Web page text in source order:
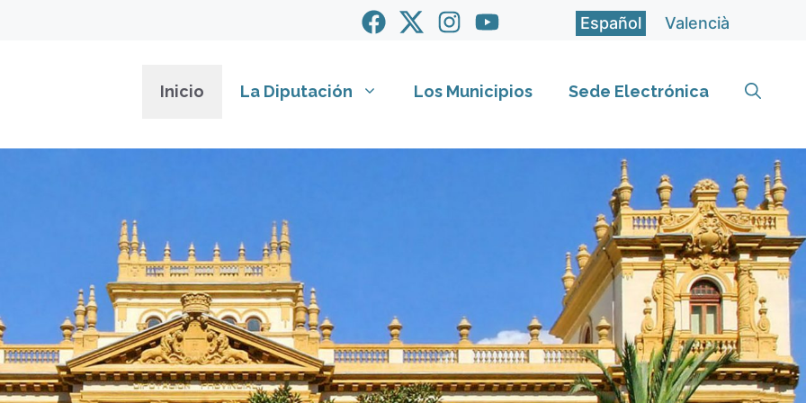
Español Valencià
Inicio La Diputación Los Municipios Sede Electrónica